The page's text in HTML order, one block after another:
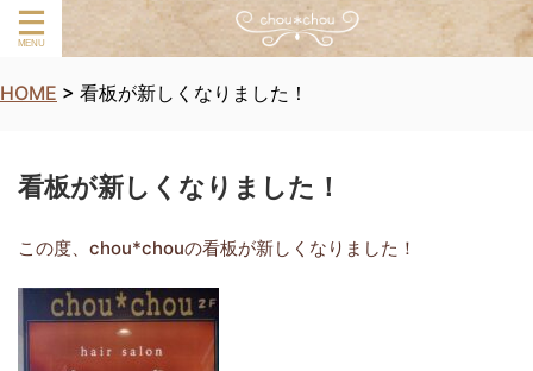
HOME > 看板が新しくなりました！
看板が新しくなりました！
この度、chou*chouの看板が新しくなりました！